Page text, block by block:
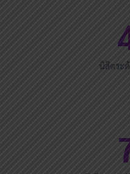
นิสิตระ